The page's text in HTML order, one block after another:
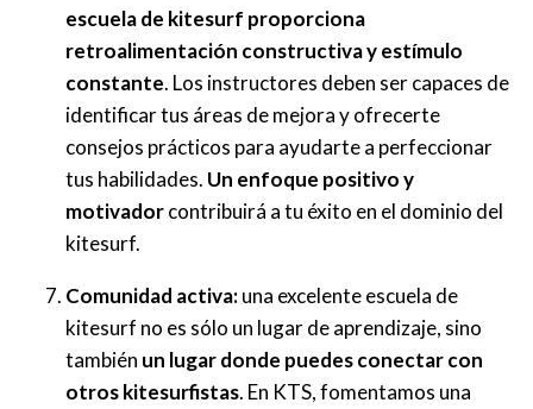
escuela de kitesurf proporciona
retroalimentación constructiva y estímulo
constante. Los instructores deben ser capaces de
identificar tus áreas de mejora y ofrecerte
consejos prácticos para ayudarte a perfeccionar
tus habilidades. Un enfoque positivo y
motivadorcontribuirá a tu éxito en el dominio del
kitesurf.
Comunidad activa:una excelente escuela de
kitesurf no es sólo un lugar de aprendizaje, sino
también un lugar donde puedes conectar con
otros kitesurfistas. En KTS, fomentamos una